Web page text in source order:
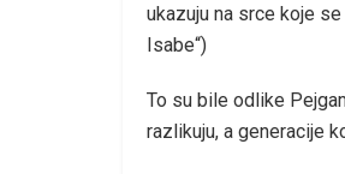
ukazuju na srce koje se
Isabe“)
To su bile odlike
razlikuju, a generacije